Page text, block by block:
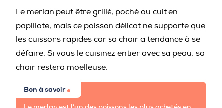
Le merlan peut être grillé, poché ou cuit en
papillote, mais ce poisson délicat ne supporte que
les cuissons rapides car sa chair a tendance à se
défaire. Si vous le cuisinez entier avec sa peau, sa
chair restera moelleuse.
Bon à savoir